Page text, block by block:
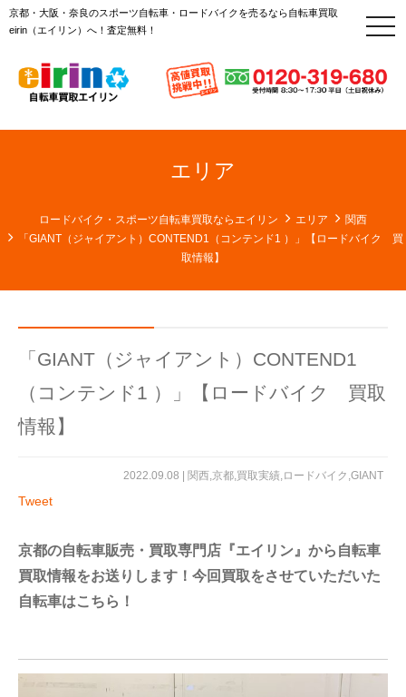
京都・大阪・奈良のスポーツ自転車・ロードバイクを売るなら自転車買取
eirin（エイリン）へ！査定無料！
t
o
l
e
v
エリア
ロードバイク・スポーツ自転車買取ならエイリン エリア
関西
「GIANT（ジャイアント）CONTEND1（コンテンド1 ）」【ロードバイク 買
取情報】
「GIANT（ジャイアント）CONTEND1
（コンテンド1 ）」【ロードバイク 買取
情報】
2022.09.08 | 関西,京都,買取実績,ロードバイク ,GIANT
Tweet
京都の自転車販売・買取専門店『エイリン』から自転車
買取情報をお送りします！今回買取をさせていただいた
自転車はこちら！